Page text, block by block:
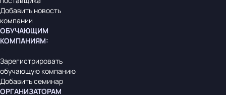
Добавить новость
компании
ОБУЧАЮЩИМ
КОМПАНИЯМ:
Зарегистрировать
обучающую компанию
Добавить семинар
ОРГАНИЗАТОРАМ